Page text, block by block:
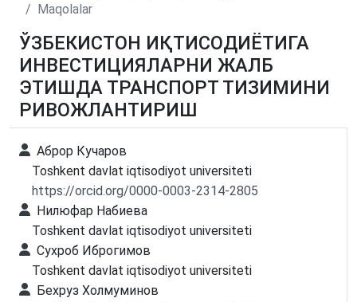
Maqolalar
ЎЗБЕКИСТОН ИҚТИСОДИЁТИГА
ИНВЕСТИЦИЯЛАРНИ ЖАЛБ
ЭТИШДА ТРАНСПОРТ ТИЗИМИНИ
РИВОЖЛАНТИРИШ
Аброр Кучаров
Toshkent davlat iqtisodiyot universiteti
https://orcid.org/0000-0003-2314-2805
Нилюфар Набиева
Toshkent davlat iqtisodiyot universiteti
Сухроб Иброгимов
Toshkent davlat iqtisodiyot universiteti
Бехруз Холмуминов